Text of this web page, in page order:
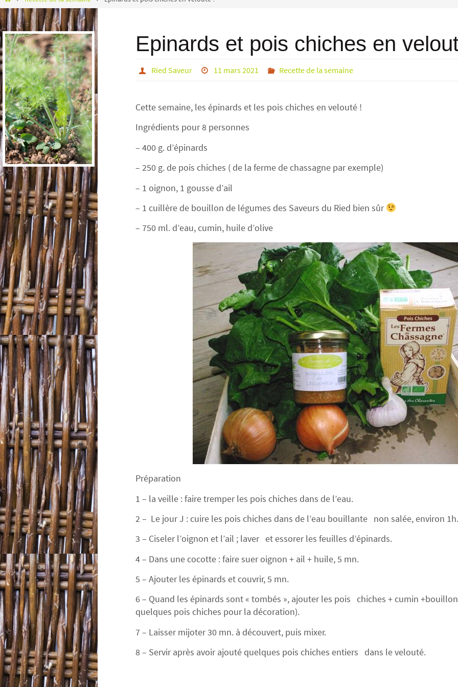
Epinards et pois chiches en
Ried Saveur 11 mars 2021 Recette de la semaine
Cette semaine, les épinards et les pois chiches en velouté !
Ingrédients pour 8 personnes
– 400 g. d’épinards
– 250 g. de pois chiches ( de la ferme de chassagne par exemple)
– 1 oignon, 1 gousse d’ail
– 1 cuillère de bouillon de légumes des Saveurs du Ried bien sûr
– 750 ml. d’eau, cumin, huile d’olive
Préparation
1 – la veille : faire tremper les pois chiches dans de l’eau.
2 – Le jour J : cuire les pois chiches dans de l’eau bouillante non salée, environ 1h.
3 – Ciseler l’oignon et l’ail ; laver et essorer les feuilles d’épinards.
4 – Dans une cocotte : faire suer oignon + ail + huile, 5 mn.
5 – Ajouter les épinards et couvrir, 5 mn.
6 – Quand les épinards sont « tombés », ajouter les pois chiches + cumin
quelques pois chiches pour la décoration).
7 – Laisser mijoter 30 mn. à découvert, puis mixer.
8 – Servir après avoir ajouté quelques pois chiches entiers dans le velouté.